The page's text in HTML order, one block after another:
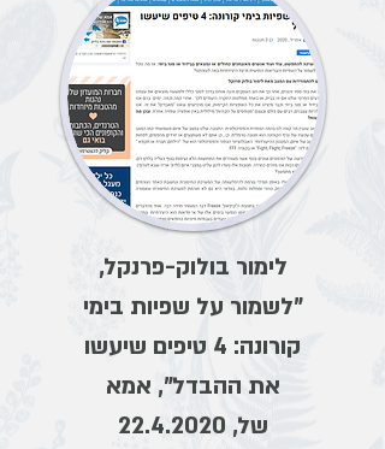
לימור בולוק-פרנקל,
"לשמור על שפיות בימי
קורונה: 4 טיפים שיעשו
את ההבדל", אמא
של, 22.4.2020